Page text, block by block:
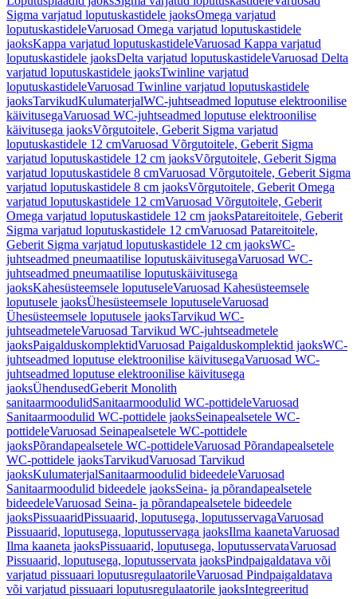
Sigma varjatud loputuskastidele jaoksOmega varjatud
loputuskastideleVaruosad Omega varjatud loputuskastidele
jaoksKappa varjatud loputuskastideleVaruosad Kappa varjatud
loputuskastidele jaoksDelta varjatud loputuskastideleVaruosad Delta
varjatud loputuskastidele jaoksTwinline varjatud
loputuskastideleVaruosad Twinline varjatud loputuskastidele
jaoksTarvikudKulumaterjalWC-juhtseadmed loputuse elektroonilise
käivitusegaVaruosad WC-juhtseadmed loputuse elektroonilise
käivitusega jaoksVõrgutoitele, Geberit Sigma varjatud
loputuskastidele 12 cmVaruosad Võrgutoitele, Geberit Sigma
varjatud loputuskastidele 12 cm jaoksVõrgutoitele, Geberit Sigma
varjatud loputuskastidele 8 cmVaruosad Võrgutoitele, Geberit Sigma
varjatud loputuskastidele 8 cm jaoksVõrgutoitele, Geberit Omega
varjatud loputuskastidele 12 cmVaruosad Võrgutoitele, Geberit
Omega varjatud loputuskastidele 12 cm jaoksPatareitoitele, Geberit
Sigma varjatud loputuskastidele 12 cmVaruosad Patareitoitele,
Geberit Sigma varjatud loputuskastidele 12 cm jaoksWC-
juhtseadmed pneumaatilise loputuskäivitusegaVaruosad WC-
juhtseadmed pneumaatilise loputuskäivitusega
jaoksKahesüsteemsele loputuseleVaruosad Kahesüsteemsele
loputusele jaoksÜhesüsteemsele loputuseleVaruosad
Ühesüsteemsele loputusele jaoksTarvikud WC-
juhtseadmeteleVaruosad Tarvikud WC-juhtseadmetele
jaoksPaigalduskomplektidVaruosad Paigalduskomplektid jaoksWC-
juhtseadmed loputuse elektroonilise käivitusegaVaruosad WC-
juhtseadmed loputuse elektroonilise käivitusega
jaoksÜhendusedGeberit Monolith
sanitaarmoodulidSanitaarmoodulid WC-pottideleVaruosad
Sanitaarmoodulid WC-pottidele jaoksSeinapealsetele WC-
pottideleVaruosad Seinapealsetele WC-pottidele
jaoksPõrandapealsetele WC-pottideleVaruosad Põrandapealsetele
WC-pottidele jaoksTarvikudVaruosad Tarvikud
jaoksKulumaterjalSanitaarmoodulid bideedeleVaruosad
Sanitaarmoodulid bideedele jaoksSeina- ja põrandapealsetele
bideedeleVaruosad Seina- ja põrandapealsetele bideedele
jaoksPissuaaridPissuaarid, loputusega, loputusservagaVaruosad
Pissuaarid, loputusega, loputusservaga jaoksIlma kaanetaVaruosad
Ilma kaaneta jaoksPissuaarid, loputusega, loputusservataVaruosad
Pissuaarid, loputusega, loputusservata jaoksPindpaigaldatava või
varjatud pissuaari loputusregulaatorileVaruosad Pindpaigaldatava
või varjatud pissuaari loputusregulaatorile jaoksIntegreeritud